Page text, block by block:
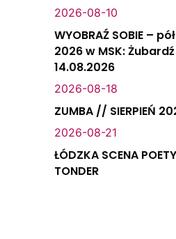
2026-08-10
WYOBRAŹ SOBIE –
2026 w MSK:
14.08.2026
2026-08-18
ZUMBA // SIERPIEŃ
2026-08-21
ŁÓDZKA SCENA
TONDER